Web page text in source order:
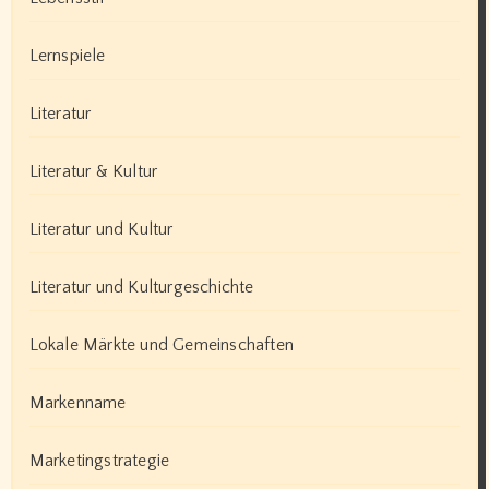
Lernspiele
Literatur
Literatur & Kultur
Literatur und Kultur
Literatur und Kulturgeschichte
Lokale Märkte und Gemeinschaften
Markenname
Marketingstrategie